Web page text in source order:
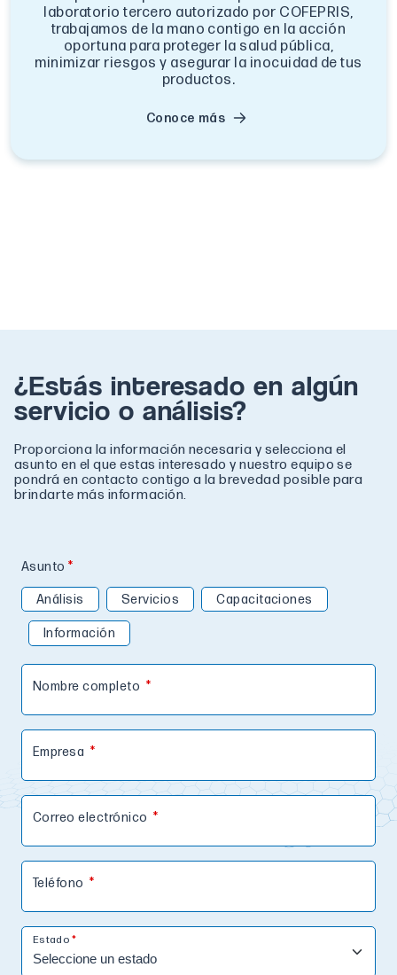
laboratorio tercero autorizado por COFEPRIS,
trabajamos de la mano contigo en la acción
oportuna para proteger la salud pública,
minimizar riesgos y asegurar la inocuidad de tus
productos.
Conoce más
¿Estás interesado en algún
servicio o análisis?
Proporciona la información necesaria y selecciona el
asunto en el que estas interesado y nuestro equipo se
pondrá en contacto contigo a la brevedad posible para
brindarte más información.
Asunto
Análisis Servicios Capacitaciones
Información
Nombre completo
Empresa
Correo electrónico
Teléfono
Estado